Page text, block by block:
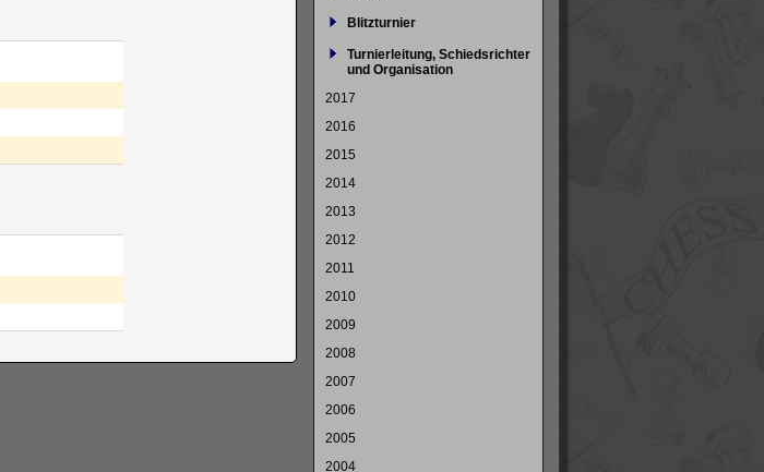
Blitzturnier
Turnierleitung, Schiedsrichter
und Organisation
2017
2016
2015
2014
2013
2012
2011
2010
2009
2008
2007
2006
2005
2004